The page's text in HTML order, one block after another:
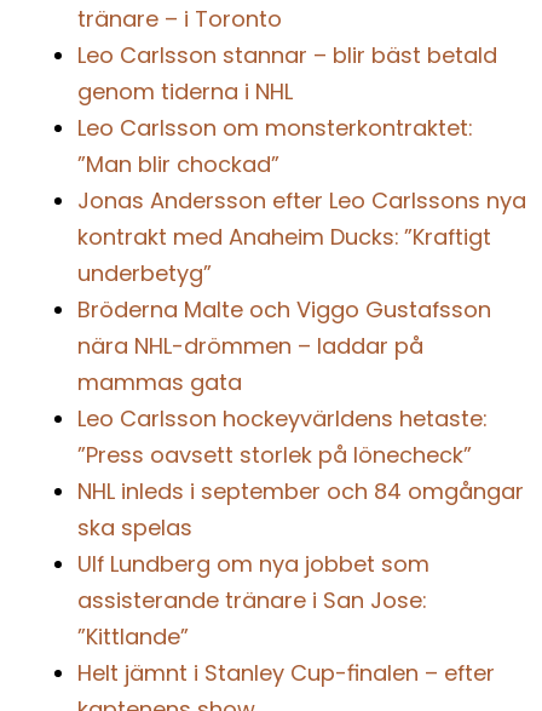
tränare – i Toronto
Leo Carlsson stannar – blir bäst betald
genom tiderna i NHL
Leo Carlsson om monsterkontraktet:
”Man blir chockad”
Jonas Andersson efter Leo Carlssons nya
kontrakt med Anaheim Ducks: ”Kraftigt
underbetyg”
Bröderna Malte och Viggo Gustafsson
nära NHL-drömmen – laddar på
mammas gata
Leo Carlsson hockeyvärldens hetaste:
”Press oavsett storlek på lönecheck”
NHL inleds i september och 84 omgångar
ska spelas
Ulf Lundberg om nya jobbet som
assisterande tränare i San Jose:
”Kittlande”
Helt jämnt i Stanley Cup-finalen – efter